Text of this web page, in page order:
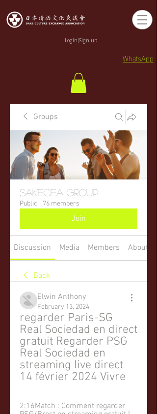
Login/Sign up
WhatsApp
Groups
sakecea Group
Public · 76 members
Join
Discussion Media Members About
Back
Elwin Anthony
February 13, 2024
regarder Paris-SG
Real Sociedad en direct
gratuit Regarder PSG
Real Sociedad en
streaming live direct
14 février 2024 Vivre
2:16Match : Comment regarder